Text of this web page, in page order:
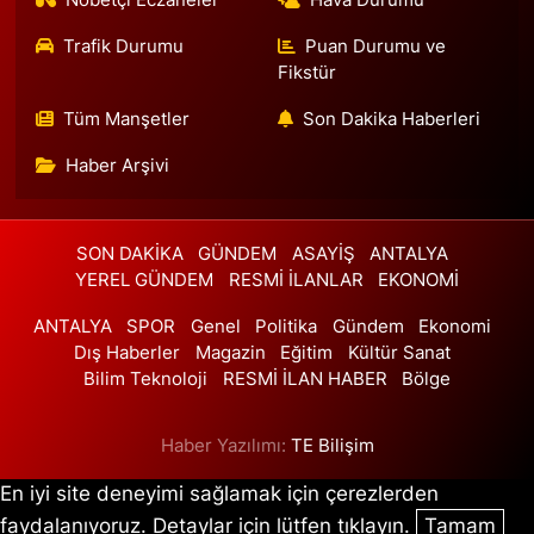
Önder Eczanesi
Piri Reis Mahallesi Nazım Hikmet Bulvarı 52 D New Residence
altında. Esenyurt SGK binasından Innovia 2 sitesine doğru inerken
0 (212) 852 06 72 Yol Tarifi Al
Yunus Emre Mahallesi Veyselkaranı Caddesi No:91 A PTT Yunus
0 (216) 784 50 81 Yol Tarifi Al
Meydan Istanbul Eczanesi
Fatih Sultan Mehmet Mahallesi Balkan Caddesi 62A MEYDAN
İSTANBUL AVM
Gündem Eczanesi
Hürriyet Mahallesi Dr. Cemil Bengü Caddesi 2A ÇAĞLAYAN
Trafik Durumu
Puan Durumu ve
Fikstür
Tüm Manşetler Son Dakika Haberleri
Haber Arşivi
SON DAKİKA GÜNDEM ASAYİŞ
ANTALYA
YEREL GÜNDEM
RESMİ İLANLAR EKONOMİ
ANTALYA SPOR Genel Politika Gündem
Ekonomi
Dış Haberler
Magazin Eğitim
Kültür Sanat
Bilim Teknoloji
RESMİ İLAN HABER Bölge
Haber Yazılımı: TE Bilişim
En iyi site deneyimi sağlamak için çerezlerden
faydalanıyoruz. Detaylar için lütfen tıklayın.
Tamam